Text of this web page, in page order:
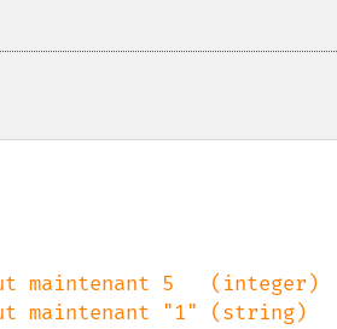
maintenant "1" (string)